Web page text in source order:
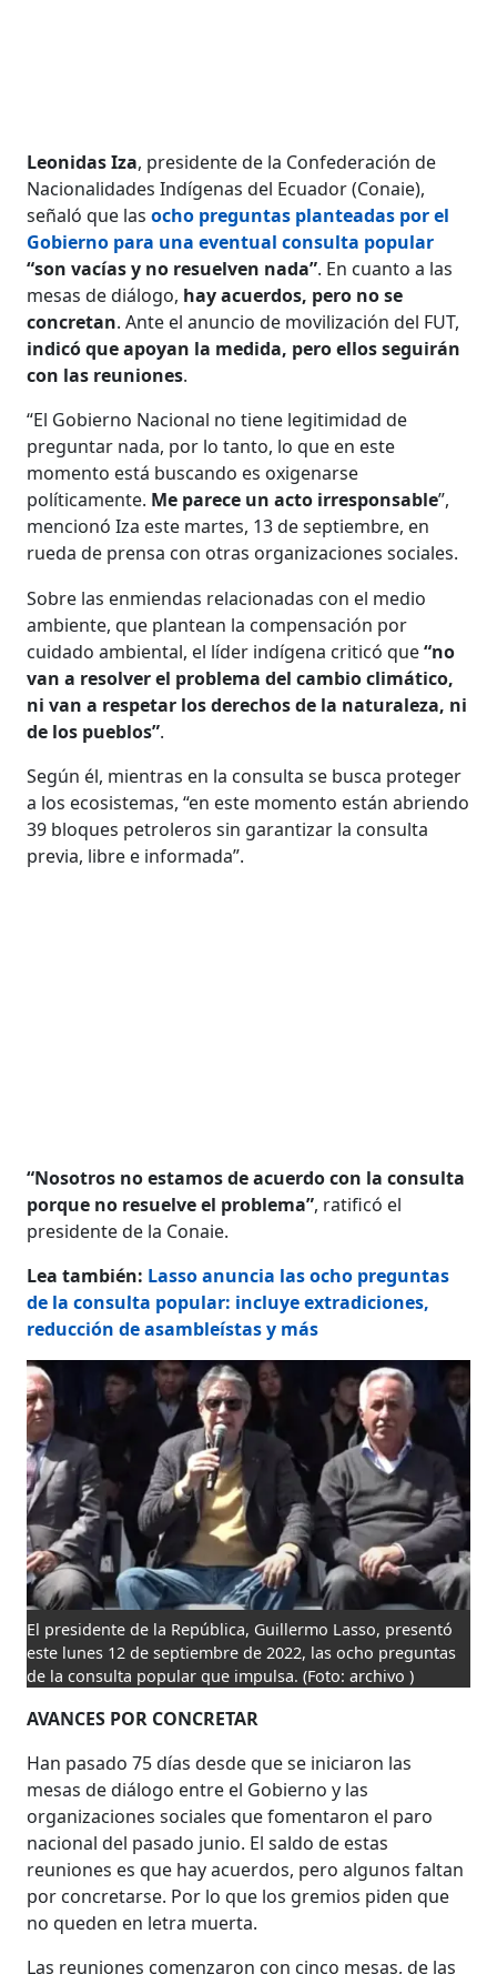
Leonidas Iza, presidente de la Confederación de
Nacionalidades Indígenas del Ecuador (Conaie),
señaló que lasocho preguntas planteadas por el
Gobierno para una eventual consulta popular
“son vacías y no resuelven nada”. En cuanto a las
mesas de diálogo, hay acuerdos, pero no se
concretan. Ante el anuncio de movilización del FUT,
indicó que apoyan la medida, pero ellos seguirán
con las reuniones.
“El Gobierno Nacional no tiene legitimidad de
preguntar nada, por lo tanto, lo que en este
momento está buscando es oxigenarse
políticamente. Me parece un acto irresponsable”,
mencionó Iza este martes, 13 de septiembre, en
rueda de prensa con otras organizaciones sociales.
Sobre las enmiendas relacionadas con el medio
ambiente, que plantean la compensación por
cuidado ambiental, el líder indígena criticó que“no
van a resolver el problema del cambio climático,
ni van a respetar los derechos de la naturaleza, ni
de los pueblos”.
Según él, mientras en la consulta se busca proteger
a los ecosistemas, “en este momento están abriendo
39 bloques petroleros sin garantizar la consulta
previa, libre e informada”.
“Nosotros no estamos de acuerdo con la consulta
porque no resuelve el problema”, ratificó el
presidente de la Conaie.
Lea también: Lasso anuncia las ocho preguntas
de la consulta popular: incluye extradiciones,
reducción de asambleístas y más
El presidente de la República, Guillermo Lasso, presentó
este lunes 12 de septiembre de 2022, las ocho preguntas
de la consulta popular que impulsa.(Foto: archivo )
AVANCES POR CONCRETAR
Han pasado 75 días desde que se iniciaron las
mesas de diálogo entre el Gobierno y las
organizaciones sociales que fomentaron el paro
nacional del pasado junio. El saldo de estas
reuniones es que hay acuerdos, pero algunos faltan
por concretarse. Por lo que los gremios piden que
no queden en letra muerta.
Las reuniones comenzaron con cinco mesas, de las